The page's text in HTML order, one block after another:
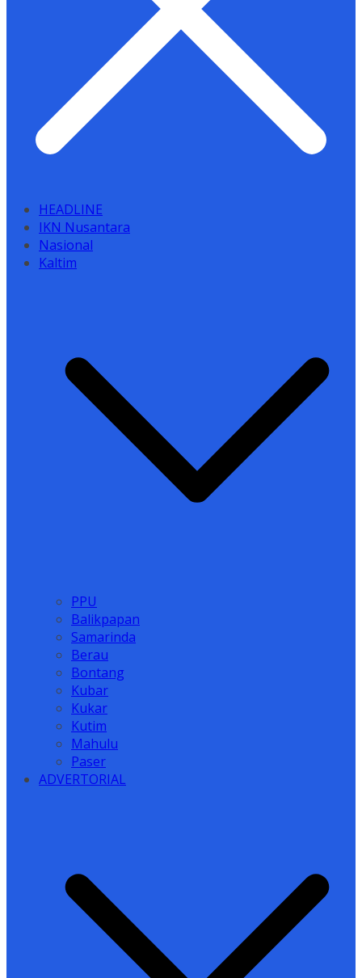
HEADLINE
IKN Nusantara
Nasional
Kaltim
PPU
Balikpapan
Samarinda
Berau
Bontang
Kubar
Kukar
Kutim
Mahulu
Paser
ADVERTORIAL